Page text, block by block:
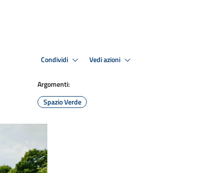
Condividi Vedi azioni
Argomenti:
Spazio Verde